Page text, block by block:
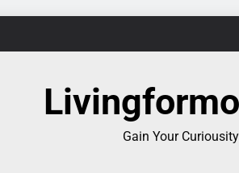
Gain Your Curiousity